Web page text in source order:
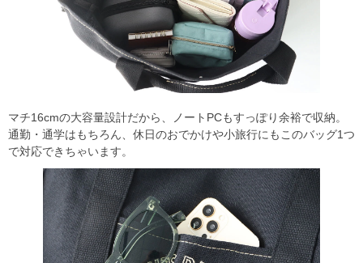
マチ16cmの大容量設計だから、ノートPCもすっぽり余裕で収納。
通勤・通学はもちろん、休日のおでかけや小旅行にもこのバッグ1つ
で対応できちゃいます。